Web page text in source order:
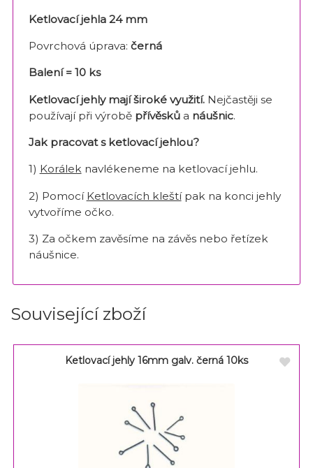
Ketlovací jehla 24 mm
Povrchová úprava: černá
Balení = 10 ks
Ketlovací jehly mají široké využití. Nejčastěji se
používají při výroběpřívěsků a náušnic.
Jak pracovat s ketlovací jehlou?
1) Koráleknavlékeneme na ketlovací jehlu.
2) Pomocí Ketlovacích kleštípak na konci jehly
vytvoříme očko.
3) Za očkem zavěsíme na závěs nebo řetízek
náušnice.
Související zboží
Ketlovací jehly 16mm galv. černá 10ks